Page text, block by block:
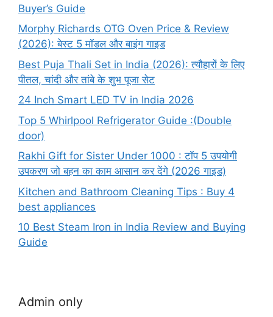
Buyer’s Guide
Morphy Richards OTG Oven Price & Review
(2026): बेस्ट 5 मॉडल और बाइंग गाइड
Best Puja Thali Set in India (2026): त्यौहारों के लिए
पीतल, चांदी और तांबे के शुभ पूजा सेट
24 Inch Smart LED TV in India 2026
Top 5 Whirlpool Refrigerator Guide :(Double
door)
Rakhi Gift for Sister Under 1000 : टॉप 5 उपयोगी
उपकरण जो बहन का काम आसान कर देंगे (2026 गाइड)
Kitchen and Bathroom Cleaning Tips : Buy 4
best appliances
10 Best Steam Iron in India Review and Buying
Guide
Admin only